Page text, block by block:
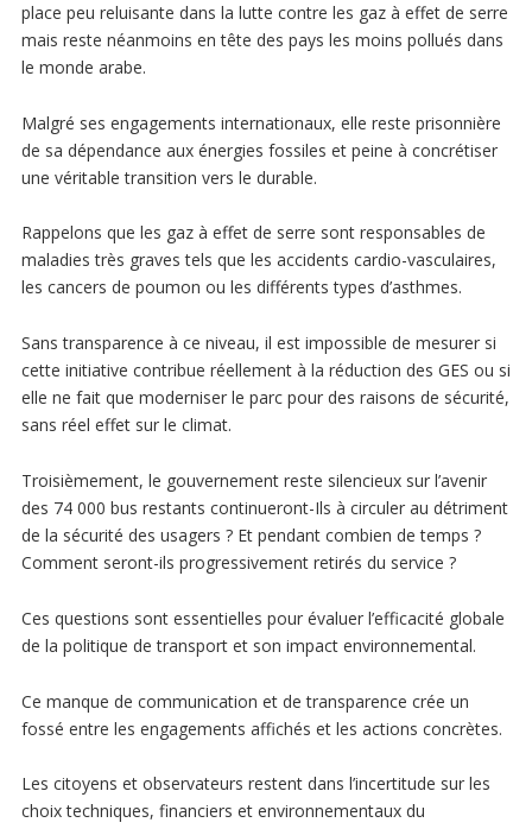
place peu reluisante dans la lutte contre les gaz à effet de serre
mais reste néanmoins en tête des pays les moins pollués dans
le monde arabe.
Malgré ses engagements internationaux, elle reste prisonnière
de sa dépendance aux énergies fossiles et peine à concrétiser
une véritable transition vers le durable.
Rappelons que les gaz à effet de serre sont responsables de
maladies très graves tels que les accidents cardio-vasculaires,
les cancers de poumon ou les différents types d’asthmes.
Sans transparence à ce niveau, il est impossible de mesurer si
cette initiative contribue réellement à la réduction des GES ou si
elle ne fait que moderniser le parc pour des raisons de sécurité,
sans réel effet sur le climat.
Troisièmement, le gouvernement reste silencieux sur l’avenir
des 74 000 bus restants continueront-Ils à circuler au détriment
de la sécurité des usagers ? Et pendant combien de temps ?
Comment seront-ils progressivement retirés du service ?
Ces questions sont essentielles pour évaluer l’efficacité globale
de la politique de transport et son impact environnemental.
Ce manque de communication et de transparence crée un
fossé entre les engagements affichés et les actions concrètes.
Les citoyens et observateurs restent dans l’incertitude sur les
choix techniques, financiers et environnementaux du